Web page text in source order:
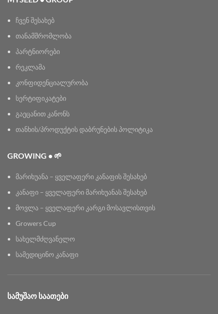
ჩვენ შესახებ
თანამშრომლობა
პარტნიორები
რეკლამა
კონფიდენციალურობა
სერტიფიკატები
გაეცანით კანონს
თანხის/პროდუქტის დაბრუნების პოლიტიკა
GROWING • 🌱
მარიხუანა – ყველაფერი კანაფის შესახებ
კანაფი – ყველაფერი მარიხუანას შესახებ
მოვლა – ყველაფერი კარგი მოსავლისთვის
Growers Cup
სახელმძღვანელო
სამედიცინო კანაფი
ᲡᲐᲛᲣᲨᲐᲝ ᲡᲐᲐᲗᲔᲑᲘ